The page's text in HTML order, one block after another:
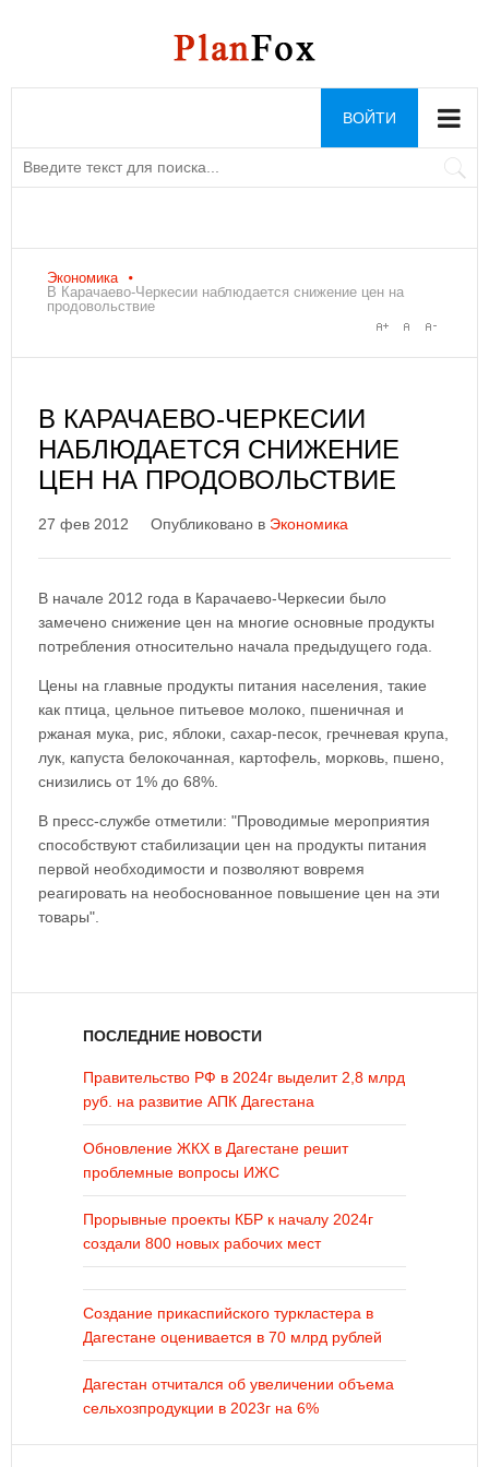
ВОЙТИ
Экономика
В Карачаево-Черкесии наблюдается снижение цен на
продовольствие
В КАРАЧАЕВО-ЧЕРКЕСИИ
НАБЛЮДАЕТСЯ СНИЖЕНИЕ
ЦЕН НА ПРОДОВОЛЬСТВИЕ
27 фев 2012 Опубликовано в Экономика
В начале 2012 года в Карачаево-Черкесии было
замечено снижение цен на многие основные продукты
потребления относительно начала предыдущего года.
Цены на главные продукты питания населения, такие
как птица, цельное питьевое молоко, пшеничная и
ржаная мука, рис, яблоки, сахар-песок, гречневая крупа,
лук, капуста белокочанная, картофель, морковь, пшено,
снизились от 1% до 68%.
В пресс-службе отметили: "Проводимые мероприятия
способствуют стабилизации цен на продукты питания
первой необходимости и позволяют вовремя
реагировать на необоснованное повышение цен на эти
товары".
ПОСЛЕДНИЕ НОВОСТИ
Правительство РФ в 2024г выделит 2,8 млрд
руб. на развитие АПК Дагестана
Обновление ЖКХ в Дагестане решит
проблемные вопросы ИЖС
Прорывные проекты КБР к началу 2024г
создали 800 новых рабочих мест
Создание прикаспийского туркластера в
Дагестане оценивается в 70 млрд рублей
Дагестан отчитался об увеличении объема
сельхозпродукции в 2023г на 6%